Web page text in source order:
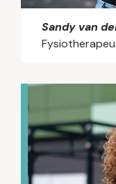
Sandy van
Sandy is
aan de
zich
heup- en
ontwikkelen
cursus